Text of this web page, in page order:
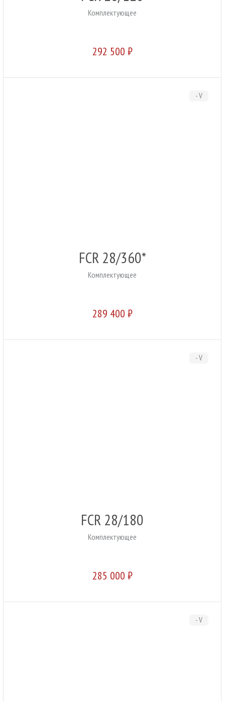
Комплектующее
292 500 ₽
- V
FCR 28/360*
Комплектующее
289 400 ₽
- V
FCR 28/180
Комплектующее
285 000 ₽
- V